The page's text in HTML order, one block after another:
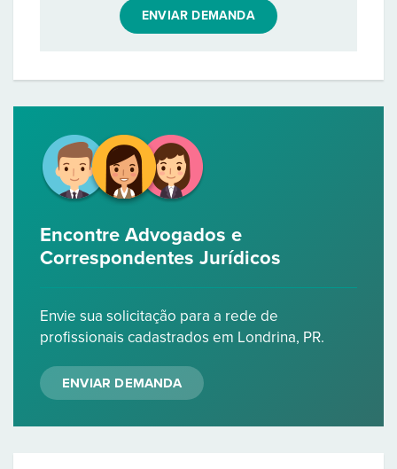
ENVIAR DEMANDA
Encontre Advogados e
Correspondentes Jurídicos
Envie sua solicitação para a rede de
profissionais cadastrados em Londrina, PR.
ENVIAR DEMANDA